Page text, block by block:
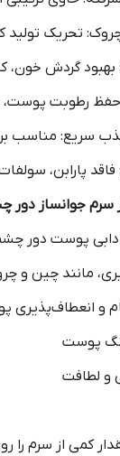
تحریک تولید
بهبود گردش
حفظ رطوبت
سریع: مناسب
پارابن،
سرم جوانساز دور
پوست دور
مانند چین و
و انعطاف‌پذیری
پوست
و لطافت
کمی از سرم را